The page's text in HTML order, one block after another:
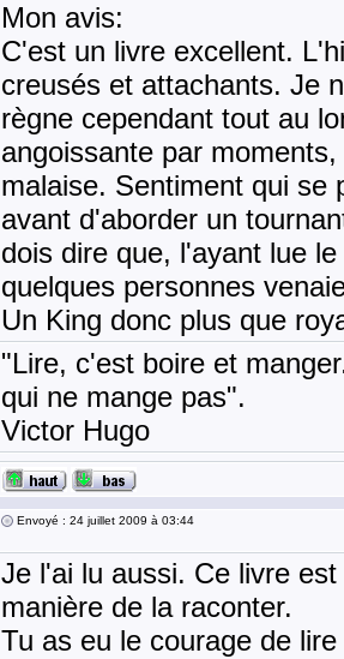
Mon avis:
C'est un livre excellent.
creusés et attachants. Je
règne cependant tout au
angoissante par
malaise. Sentiment qui se
avant d'aborder un
dois dire que, l'ayant lue
quelques personnes
Un King donc plus que
"Lire, c'est boire et
qui ne mange pas".
Victor Hugo
Envoyé : 24 juillet 2009 à 03:44
Je l'ai lu aussi. Ce livre
manière de la raconter.
Tu as eu le courage de